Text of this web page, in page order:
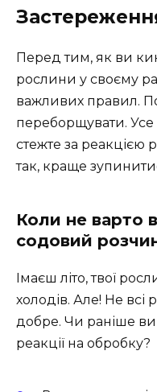
Перед тим, як ви
рослини у своєму
важливих правил.
переборщувати.
стежте за
так, краще
Коли не варто
содовий
Імаєш літо, твої
холодів. Але! Не
добре. Чи раніше ви
реакції на обробку?